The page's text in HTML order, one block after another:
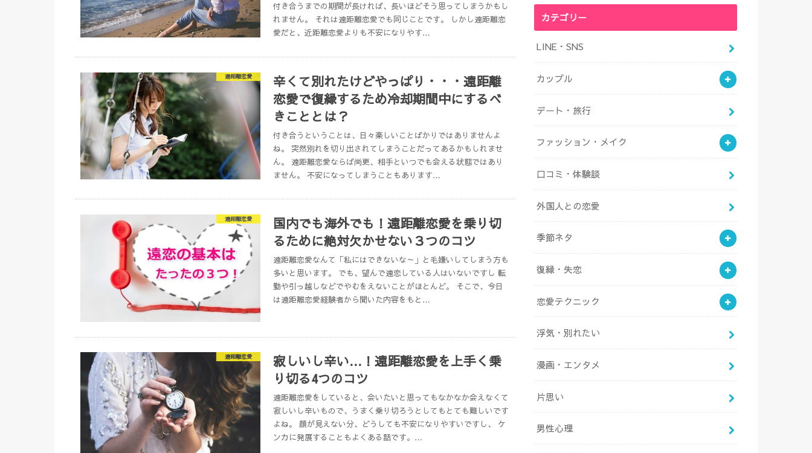
付き合うまでの期間が長ければ、長いほどそう思ってしまうかもし
れません。 それは遠距離恋愛でも同じことです。 しかし遠距離恋
愛だと、近距離恋愛よりも不安になりやす…
遠距離恋愛
辛くて別れたけどやっぱり・・・遠距離
恋愛で復縁するため冷却期間中にするべ
きこととは？
付き合うということは、日々楽しいことばかりではありませんよ
ね。 突然別れを切り出されてしまうことだってあるかもしれませ
ん。 遠距離恋愛ならば尚更、相手といつでも会える状態ではあり
ません。 不安になってしまうこともあります…
遠距離恋愛
国内でも海外でも！遠距離恋愛を乗り切
るために絶対欠かせない３つのコツ
遠距離恋愛なんて「私にはできないな～」と毛嫌いしてしまう方も
多いと思います。 でも、望んで遠恋している人はいないですし 転
勤や引っ越しなどでやむをえないことがほとんど。 そこで、今日
は遠距離恋愛経験者から聞いた内容をもと…
遠距離恋愛
寂しいし辛い…！遠距離恋愛を上手く乗
り切る4つのコツ
遠距離恋愛をしていると、会いたいと思ってもなかなか会えなくて
寂しいし辛いもので、うまく乗り切ろうとしてもとても難しいです
よね。 顔が見えない分、どうしても不安になりやすいですし、 ケ
ンカに発展することもよくある話です。…
カテゴリー
LINE・SNS
カップル
デート・旅行
ファッション・メイク
口コミ・体験談
外国人との恋愛
季節ネタ
復縁・失恋
恋愛テクニック
浮気・別れたい
漫画・エンタメ
片思い
男性心理